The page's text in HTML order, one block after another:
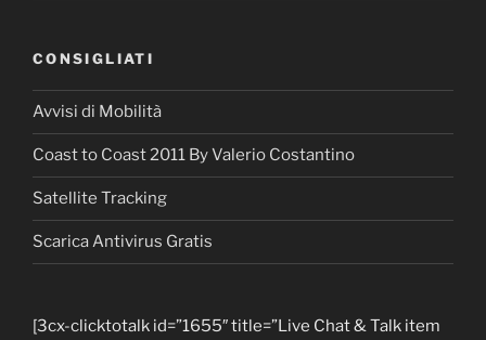
CONSIGLIATI
Avvisi di Mobilità
Coast to Coast 2011 By Valerio Costantino
Satellite Tracking
Scarica Antivirus Gratis
[3cx-clicktotalk id=”1655″ title=”Live Chat & Talk item